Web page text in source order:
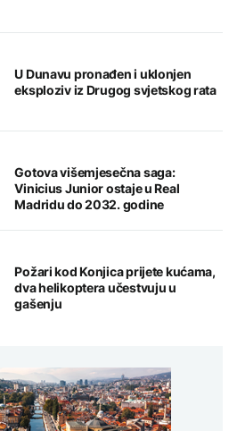
U Dunavu pronađen i uklonjen
eksploziv iz Drugog svjetskog rata
Gotova višemjesečna saga:
Vinicius Junior ostaje u Real
Madridu do 2032. godine
Požari kod Konjica prijete kućama,
dva helikoptera učestvuju u
gašenju